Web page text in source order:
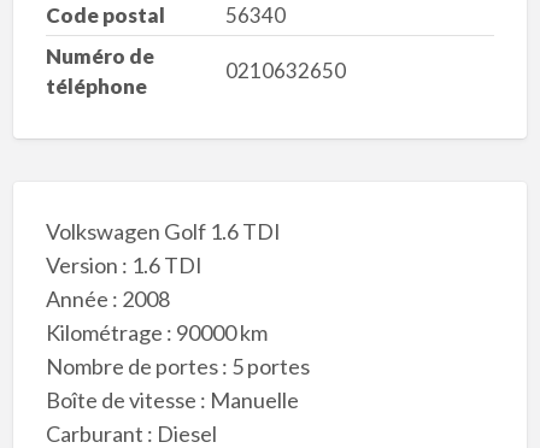
Code postal
56340
Numéro de
téléphone
0210632650
Volkswagen Golf 1.6 TDI
Version : 1.6 TDI
Année : 2008
Kilométrage : 90000 km
Nombre de portes : 5 portes
Boîte de vitesse : Manuelle
Carburant : Diesel